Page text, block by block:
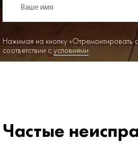
Нажимая на кнопку «Отремонтировать
соответствии с условиями.
Частые